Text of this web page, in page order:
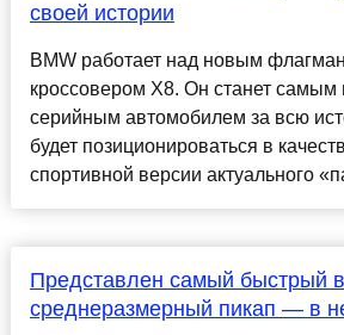
своей истории
BMW работает над новым
кроссовером X8. Он станет
серийным автомобилем за всю
будет позиционироваться в
спортивной версии актуального
Представлен самый быстрый
среднеразмерный пикап — в